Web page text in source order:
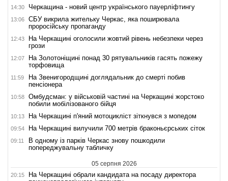
14:30 Черкащина - новий центр українського пауерліфтингу
13:06
СБУ викрила жительку Черкас, яка поширювала
проросійську пропаганду
12:43
На Черкащині оголосили жовтий рівень небезпеки через
грози
12:07
На Золотоніщині понад 30 рятувальників гасять пожежу
торфовища
11:59
На Звенигородщині доглядальник до смерті побив
пенсіонера
10:58
Омбудсман: у військовій частині на Черкащині жорстоко
побили мобілізованого бійця
10:13 На Черкащині п'яний мотоцикліст зіткнувся з мопедом
09:54 На Черкащині вилучили 700 метрів браконьєрських сіток
09:11
В одному із парків Черкас знову пошкодили
попереджувальну табличку
05 серпня 2026
20:15
На Черкащині обрали кандидата на посаду директора